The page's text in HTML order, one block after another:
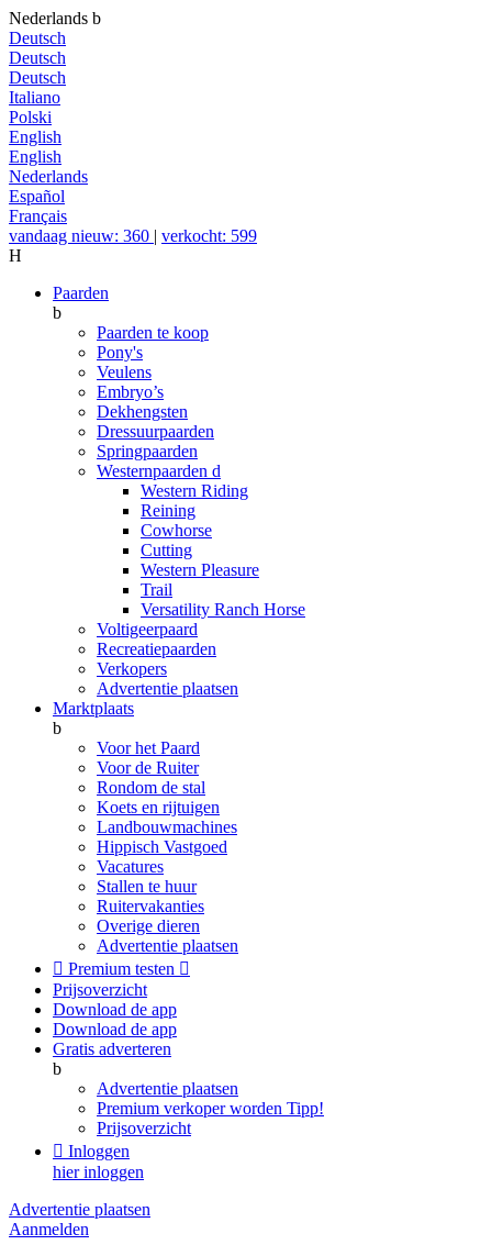
Nederlands b
Deutsch
Deutsch
Deutsch
Italiano
Polski
English
English
Nederlands
Español
Français
vandaag nieuw: 360 | verkocht: 599
H
Paarden
b
Paarden te koop
Pony's
Veulens
Embryo’s
Dekhengsten
Dressuurpaarden
Springpaarden
Westernpaarden d
Western Riding
Reining
Cowhorse
Cutting
Western Pleasure
Trail
Versatility Ranch Horse
Voltigeerpaard
Recreatiepaarden
Verkopers
Advertentie plaatsen
Marktplaats
b
Voor het Paard
Voor de Ruiter
Rondom de stal
Koets en rijtuigen
Landbouwmachines
Hippisch Vastgoed
Vacatures
Stallen te huur
Ruitervakanties
Overige dieren
Advertentie plaatsen
 Premium testen 
Prijsoverzicht
Download de app
Download de app
Gratis adverteren
b
Advertentie plaatsen
Premium verkoper worden Tipp!
Prijsoverzicht
 Inloggen
hier inloggen
Advertentie plaatsen
Aanmelden